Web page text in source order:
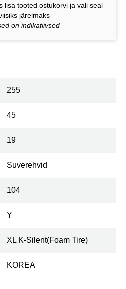
lisa tooted ostukorvi ja vali seal
järelmaks
on indikatiivsed
255
45
19
Suverehvid
104
Y
XL K-Silent(Foam Tire)
KOREA